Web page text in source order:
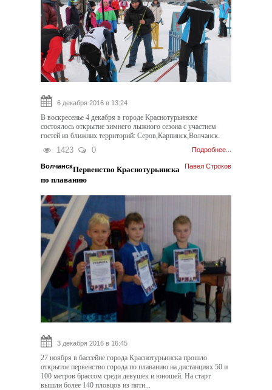
6 декабря 2016 в 13:24
В воскресенье 4 декабря в городе Краснотурьинске
состоялось открытие зимнего лыжного сезона с участием
гостей из ближних территорий: Серов,Карпинск,Волчанск.
1423 0 Подробнее...
Волчанск Павел Строков
Первенство Краснотурьинска
по плаванию
3 декабря 2016 в 16:45
27 ноября в бассейне города Краснотурьинска прошло
открытое первенство города по плаванию на дистанциях 50 и
100 метров брассом среди девушек и юношей. На старт
вышли более 140 пловцов из пяти...